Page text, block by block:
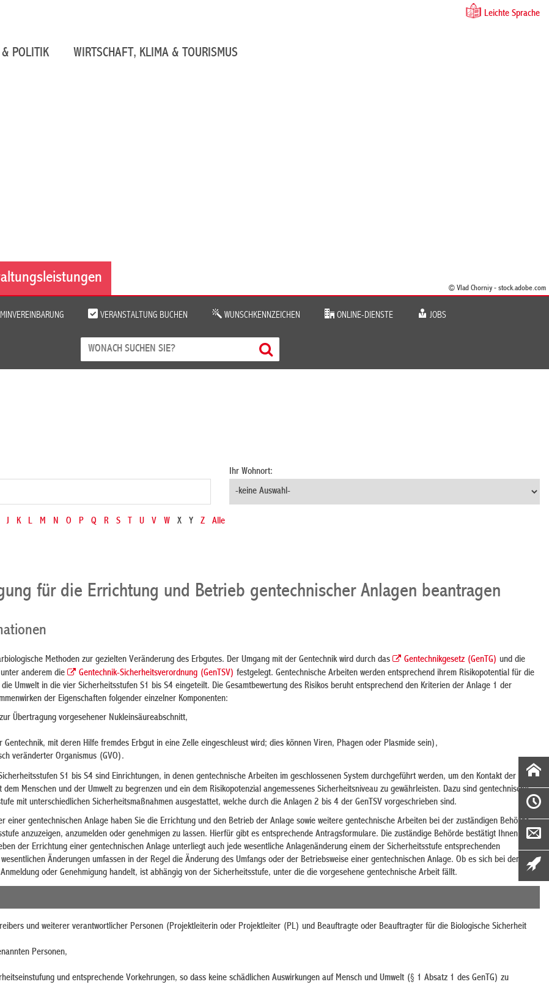
Leichte Sprache
POLITIK WIRTSCHAFT, KLIMA & TOURISMUS
© Vlad Chorniy - stock.adobe.com
VERANSTALTUNG BUCHEN WUNSCHKENNZEICHEN ONLINE-DIENSTE JOBS
Ihr Wohnort:
J K L M N O P Q R S T U V W X Y Z Alle
für die Errichtung und Betrieb gentechnischer Anlagen beantragen
Methoden zur gezielten Veränderung des Erbgutes. Der Umgang mit der Gentechnik wird durch das Gentechnikgesetz (GenTG) und die
anderem die
Gentechnik-Sicherheitsverordnung (GenTSV) festgelegt. Gentechnische Arbeiten werden entsprechend ihrem Risikopotential für die
Umwelt in die vier Sicherheitsstufen S1 bis S4 eingeteilt. Die Gesamtbewertung des Risikos beruht entsprechend den Kriterien der Anlage 1 der
der Eigenschaften folgender einzelner Komponenten:
Übertragung vorgesehener Nukleinsäureabschnitt,
Gentechnik, mit deren Hilfe fremdes Erbgut in eine Zelle eingeschleust wird; dies können Viren, Phagen oder Plasmide sein),
veränderter Organismus (GVO).
S1 bis S4 sind Einrichtungen, in denen gentechnische Arbeiten im geschlossenen System durchgeführt werden, um den Kontakt der
dem Menschen und der Umwelt zu begrenzen und ein dem Risikopotenzial angemessenes Sicherheitsniveau zu gewährleisten. Dazu sind gentechnische
mit unterschiedlichen Sicherheitsmaßnahmen ausgestattet, welche durch die Anlagen 2 bis 4 der GenTSV vorgeschrieben sind.
einer gentechnischen Anlage haben Sie die Errichtung und den Betrieb der Anlage sowie weitere gentechnische Arbeiten bei der zuständigen Behörde
anzuzeigen, anzumelden oder genehmigen zu lassen. Hierfür gibt es entsprechende Antragsformulare. Die zuständige Behörde bestätigt Ihnen den
der Errichtung einer gentechnischen Anlage unterliegt auch jede wesentliche Anlagenänderung einem der Sicherheitsstufe entsprechenden
Änderungen umfassen in der Regel die Änderung des Umfangs oder der Betriebsweise einer gentechnischen Anlage. Ob es sich bei dem
oder Genehmigung handelt, ist abhängig von der Sicherheitsstufe, unter die die vorgesehene gentechnische Arbeit fällt.
und weiterer verantwortlicher Personen (Projektleiterin oder Projektleiter (PL) und Beauftragte oder Beauftragter für die Biologische Sicherheit
Personen,
und entsprechende Vorkehrungen, so dass keine schädlichen Auswirkungen auf Mensch und Umwelt (§ 1 Absatz 1 des GenTG) zu